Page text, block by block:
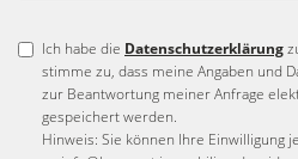
Ich habe die Datenschutzerklärung
stimme zu, dass meine Angaben und
zur Beantwortung meiner Anfrage
gespeichert werden.
Hinweis: Sie können Ihre Einwilligung